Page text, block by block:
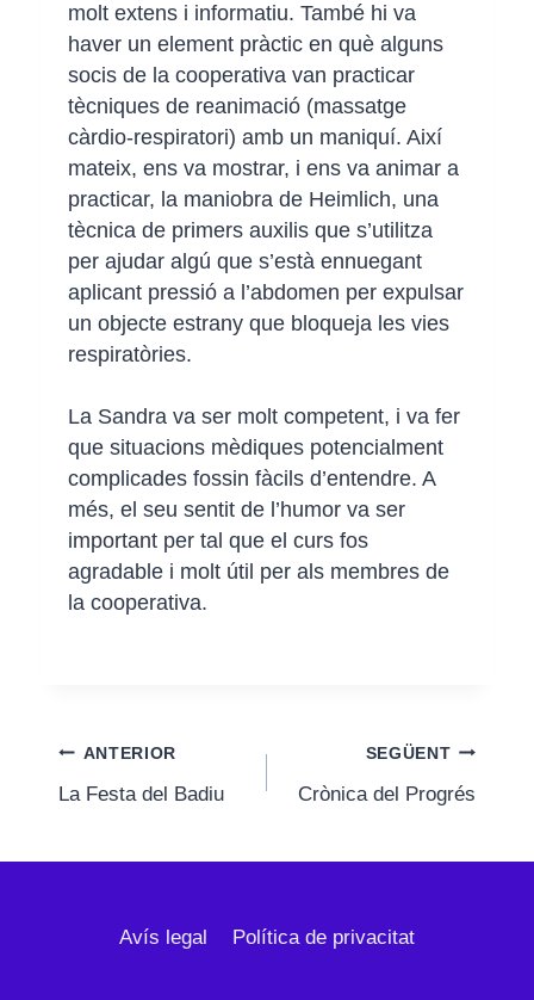
molt extens i informatiu. També hi va
haver un element pràctic en què alguns
socis de la cooperativa van practicar
tècniques de reanimació (massatge
càrdio-respiratori) amb un maniquí. Així
mateix, ens va mostrar, i ens va animar a
practicar, la maniobra de Heimlich, una
tècnica de primers auxilis que s’utilitza
per ajudar algú que s’està ennuegant
aplicant pressió a l’abdomen per expulsar
un objecte estrany que bloqueja les vies
respiratòries.
La Sandra va ser molt competent, i va fer
que situacions mèdiques potencialment
complicades fossin fàcils d’entendre. A
més, el seu sentit de l’humor va ser
important per tal que el curs fos
agradable i molt útil per als membres de
la cooperativa.
Navegació
d'entrades
ANTERIOR
La Festa del Badiu
SEGÜENT
Crònica del Progrés
Avís legal Política de privacitat